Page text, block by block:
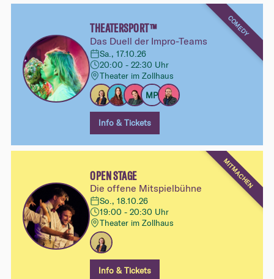
COMEDY
THEATERSPORT™
Das Duell der Impro-Teams
Sa., 17.10.26
20:00 - 22:30 Uhr
Theater im Zollhaus
MP
Info & Tickets
MITMACHEN
OPEN STAGE
Die offene Mitspielbühne
So., 18.10.26
19:00 - 20:30 Uhr
Theater im Zollhaus
Info & Tickets